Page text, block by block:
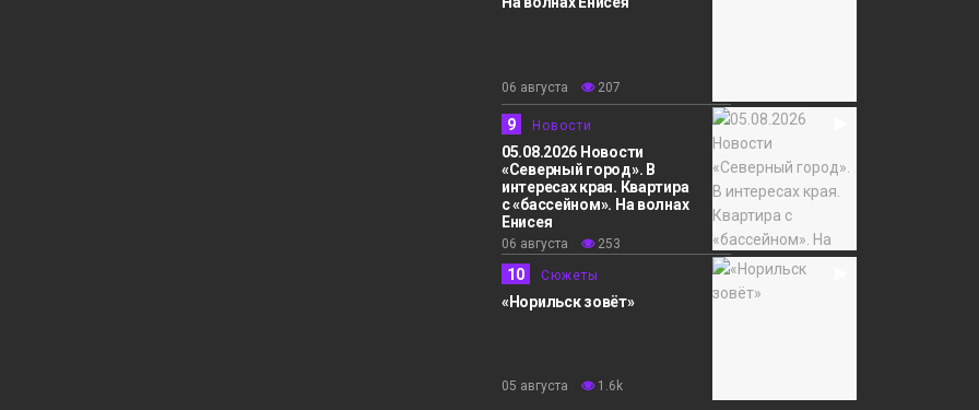
06 августа 207
9 Новости
05.08.2026 Новости
«Северный город». В
интересах края. Квартира
с «бассейном». На волнах
Енисея
06 августа 253
10 Сюжеты
«Норильск зовёт»
05 августа 1.6k